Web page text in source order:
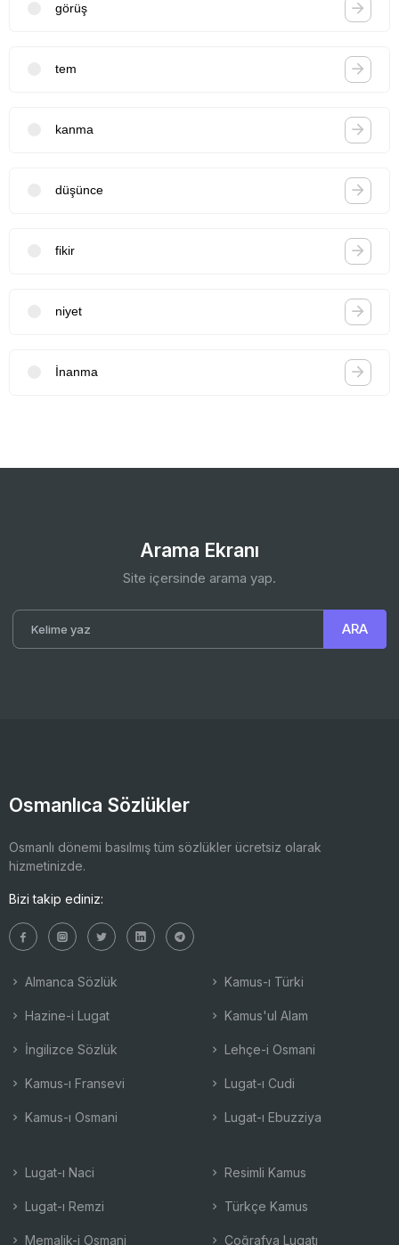
görüş
tem
kanma
düşünce
fikir
niyet
İnanma
Arama Ekranı
Site içersinde arama yap.
Osmanlıca Sözlükler
Osmanlı dönemi basılmış tüm sözlükler ücretsiz olarak
hizmetinizde.
Bizi takip ediniz:
Almanca Sözlük
Hazine-i Lugat
İngilizce Sözlük
Kamus-ı Fransevi
Kamus-ı Osmani
Kamus-ı Türki
Kamus'ul Alam
Lehçe-i Osmani
Lugat-ı Cudi
Lugat-ı Ebuzziya
Lugat-ı Naci
Lugat-ı Remzi
Memalik-i Osmani
Resimli Kamus
Türkçe Kamus
Coğrafya Lugatı